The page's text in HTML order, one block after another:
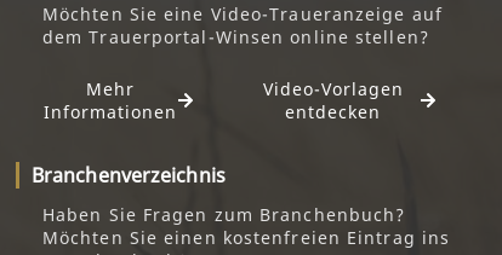
Möchten Sie eine Video-Traueranzeige auf
dem Trauerportal-Winsen online stellen?
Mehr
Informationen
Video-Vorlagen
entdecken
Branchenverzeichnis
Haben Sie Fragen zum Branchenbuch?
Möchten Sie einen kostenfreien Eintrag ins